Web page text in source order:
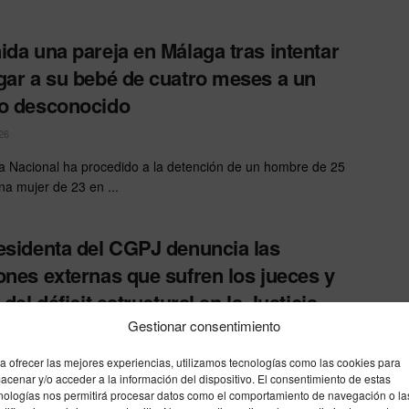
Gestionar consentimiento
ofrecer las mejores experiencias, utilizamos tecnologías como las cookies para
y/o acceder a la información del dispositivo. El consentimiento de estas
nos permitirá procesar datos como el comportamiento de navegación o
una pareja en Málaga tras intentar
a su bebé de cuatro meses a un
desconocido
Nacional ha procedido a la detención de un hombre de 25
mujer de 23 en ...
del CGPJ denuncia las
externas que sufren los jueces y
del déficit estructural en la Justicia
del Consejo General del Poder Judicial (CGPJ) y del
Isabel Perelló, ha advertido este martes de ...